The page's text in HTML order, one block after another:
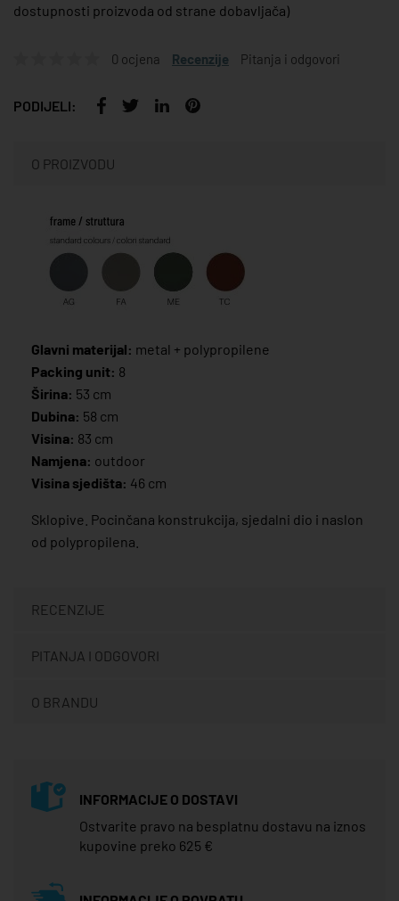
dostupnosti proizvoda od strane dobavljača)
0 ocjena Recenzije Pitanja i odgovori
PODIJELI:
O PROIZVODU
Glavni materijal: metal + polypropilene
Packing unit: 8
Širina: 53 cm
Dubina: 58 cm
Visina: 83 cm
Namjena: outdoor
Visina sjedišta: 46 cm
Sklopive. Pocinčana konstrukcija, sjedalni dio i naslon
od polypropilena.
RECENZIJE
PITANJA I ODGOVORI
O BRANDU
INFORMACIJE O DOSTAVI
Ostvarite pravo na besplatnu dostavu na iznos
kupovine preko 625 €